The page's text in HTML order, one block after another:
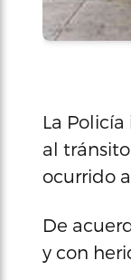
La
al
ocurrido
De
y con